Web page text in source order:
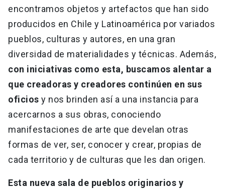
encontramos objetos y artefactos que han sido
producidos en Chile y Latinoamérica por variados
pueblos, culturas y autores, en una gran
diversidad de materialidades y técnicas. Además,
con iniciativas como esta, buscamos alentar a
que creadoras y creadores continúen en sus
oficios y nos brinden así a una instancia para
acercarnos a sus obras, conociendo
manifestaciones de arte que develan otras
formas de ver, ser, conocer y crear, propias de
cada territorio y de culturas que les dan origen.
Esta nueva sala de pueblos originarios y